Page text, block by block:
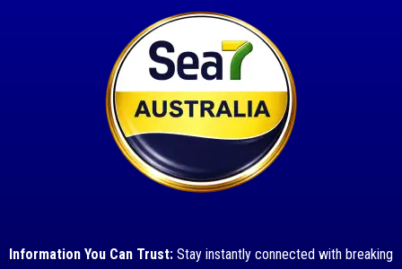
Information You Can Trust: Stay instantly connected with breaking